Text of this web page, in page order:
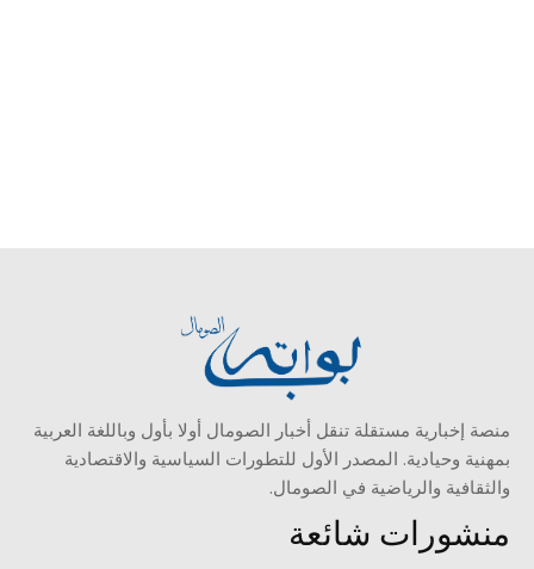
منصة إخبارية مستقلة تنقل أخبار الصومال أولا بأول وباللغة العربية
بمهنية وحيادية. المصدر الأول للتطورات السياسية والاقتصادية
والثقافية والرياضية في الصومال.
منشورات شائعة